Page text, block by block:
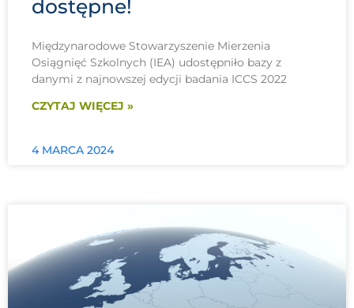
dostępne!
Międzynarodowe Stowarzyszenie Mierzenia
Osiągnięć Szkolnych (IEA) udostępniło bazy z
danymi z najnowszej edycji badania ICCS 2022
CZYTAJ WIĘCEJ »
4 MARCA 2024